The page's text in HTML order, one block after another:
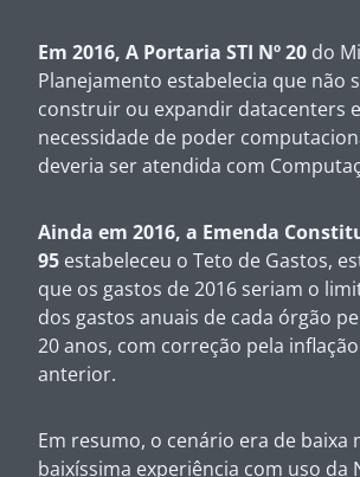
Em 2016, A Portaria STI Nº 20 do
Planejamento estabelecia que não
construir ou expandir datacenters
necessidade de poder
deveria ser atendida com
Ainda em 2016, a Emenda
95 estabeleceu o Teto de Gastos,
que os gastos de 2016 seriam o
dos gastos anuais de cada órgão
20 anos, com correção pela
anterior.
Em resumo, o cenário era de baixa
baixíssima experiência com uso da